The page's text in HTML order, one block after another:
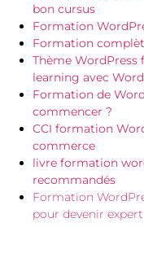
bon cursus
Formation
Formation
Thème
learning avec
Formation de
commencer ?
CCI formation
commerce
livre formation
recommandés
Formation
pour devenir expert